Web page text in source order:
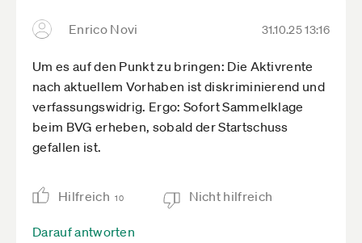
Enrico Novi 31.10.25 13:16
Um es auf den Punkt zu bringen: Die Aktivrente
nach aktuellem Vorhaben ist diskriminierend und
verfassungswidrig. Ergo: Sofort Sammelklage
beim BVG erheben, sobald der Startschuss
gefallen ist.
Hilfreich 10 Nicht hilfreich
Darauf antworten